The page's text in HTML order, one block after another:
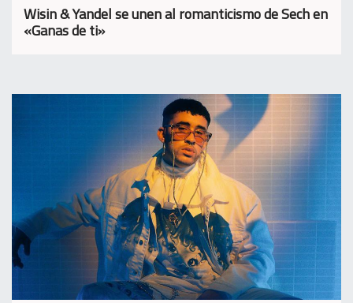
Wisin & Yandel se unen al romanticismo de Sech en
«Ganas de ti»